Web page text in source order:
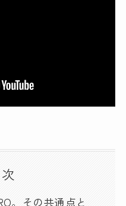
。その共通点と